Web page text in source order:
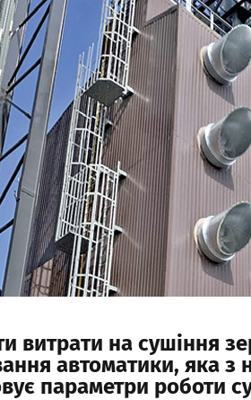
витрати на сушіння
автоматики, яка
параметри роботи